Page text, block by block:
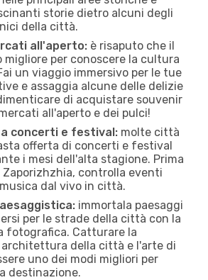
storie dietro alcuni degli
della città.
all'aperto: è risaputo che il
migliore per conoscere la cultura
un viaggio immersivo per le tue
e assaggia alcune delle delizie
di acquistare souvenir
all'aperto e dei pulci!
concerti e festival: molte città
offerta di concerti e festival
i mesi dell'alta stagione. Prima
controlla eventi
dal vivo in città.
immortala paesaggi
per le strade della città con la
fotografica. Catturare la
della città e l'arte di
uno dei modi migliori per
destinazione.